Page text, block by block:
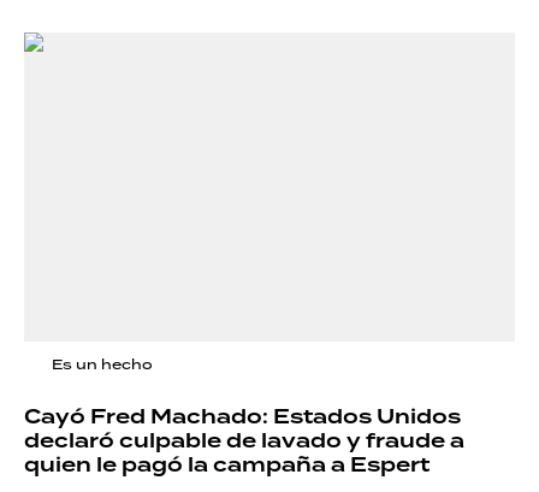
Es un hecho
Cayó Fred Machado: Estados Unidos
declaró culpable de lavado y fraude a
quien le pagó la campaña a Espert